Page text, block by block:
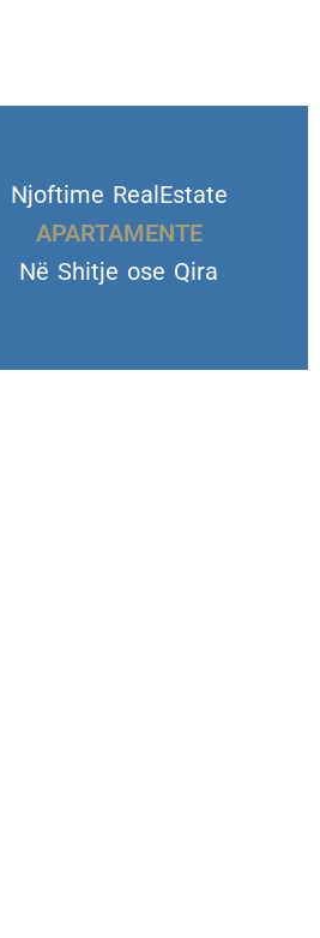
Njoftime RealEstate
APARTAMENTE
VILA DHE TROJE
Në Shitje ose Qira